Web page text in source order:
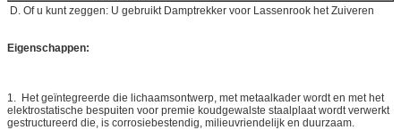
D. Of u kunt zeggen: U gebruikt Damptrekker voor Lassenrook het Zuiveren
Eigenschappen:
1. Het geïntegreerde die lichaamsontwerp, met metaalkader wordt en met het
elektrostatische bespuiten voor premie koudgewalste staalplaat wordt verwerkt
gestructureerd die, is corrosiebestendig, milieuvriendelijk en duurzaam.